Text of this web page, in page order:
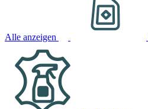
Alle anzeigen